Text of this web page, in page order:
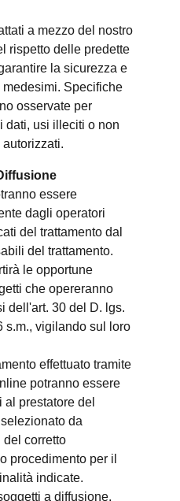
a mezzo del nostro
rispetto delle predette
la sicurezza e
medesimi. Specifiche
osservate per
dati, usi illeciti o non
essere
dagli operatori
del trattamento dal
del trattamento.
le opportune
che opereranno
dell'art. 30 del D. lgs.
s.m., vigilando sul loro
effettuato tramite
potranno essere
prestatore del
da
del corretto
procedimento per il
indicate.
a diffusione.